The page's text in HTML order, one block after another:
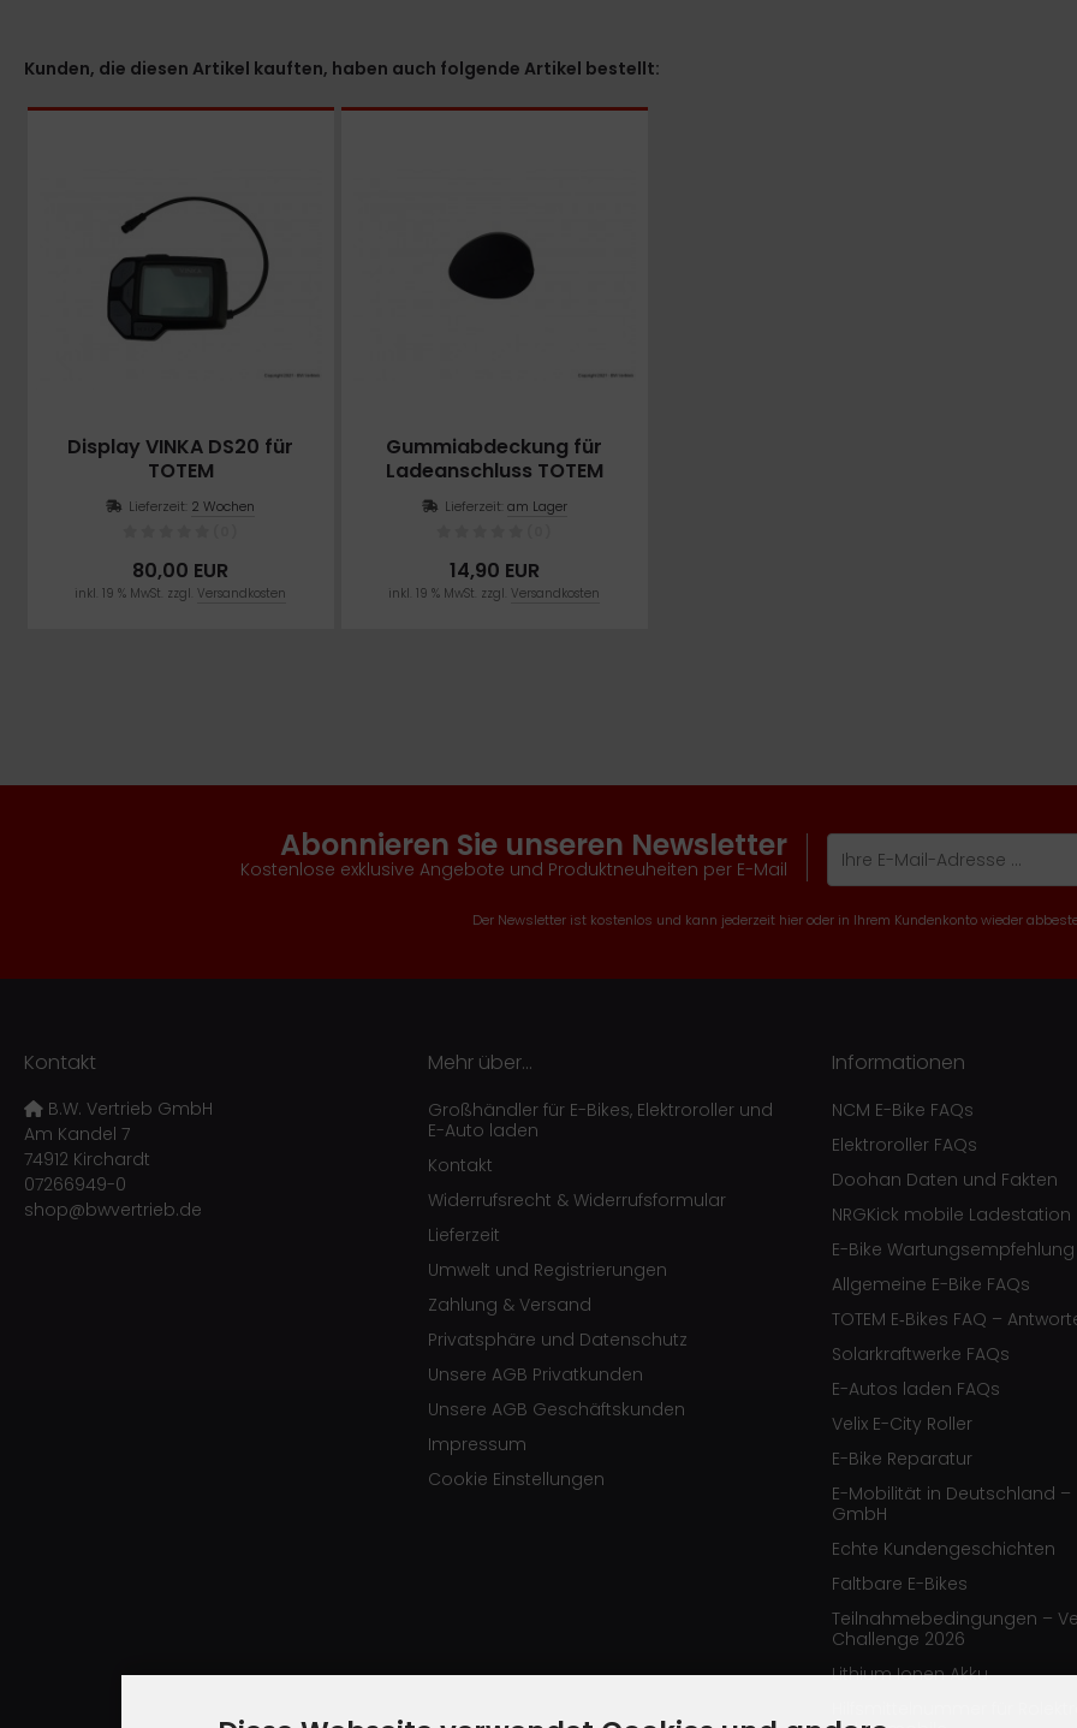
Kunden, die diesen Artikel kauften, haben auch folgende Artikel bestellt:
Display VINKA DS20 für
TOTEM
Lieferzeit: 2 Wochen
80,00 EUR
inkl. 19 % MwSt. zzgl.Versandkosten
Gummiabdeckung für
Ladeanschluss TOTEM
Maurice und Carry
Lieferzeit: am Lager
14,90 EUR
inkl. 19 % MwSt. zzgl.Versandkosten
Abonnieren Sie unseren Newsletter
Kostenlose exklusive Angebote und Produktneuheiten per E-Mail
Der Newsletter ist kostenlos und kann jederzeit hier oder in Ihrem Kundenkonto wieder
Kontakt
B.W. Vertrieb GmbH
Am Kandel 7
74912 Kirchardt
07266949-0
shop@bwvertrieb.de
Mehr über...
Großhändler für E-Bikes, Elektroroller und
E-Auto laden
Kontakt
Widerrufsrecht & Widerrufsformular
Lieferzeit
Umwelt und Registrierungen
Zahlung & Versand
Privatsphäre und Datenschutz
Unsere AGB Privatkunden
Unsere AGB Geschäftskunden
Impressum
Cookie Einstellungen
Informationen
NCM E-Bike FAQs
Elektroroller FAQs
Doohan Daten und Fakten
NRGKick mobile Ladestation
E-Bike Wartungsempfehlung
Allgemeine E-Bike FAQs
TOTEM E‑Bikes FAQ –
Solarkraftwerke FAQs
E-Autos laden FAQs
Velix E-City Roller
E-Bike Reparatur
E-Mobilität in Deutschland –
GmbH
Echte Kundengeschichten
Faltbare E-Bikes
Teilnahmebedingungen –
Challenge 2026
Lithium Ionen Akku